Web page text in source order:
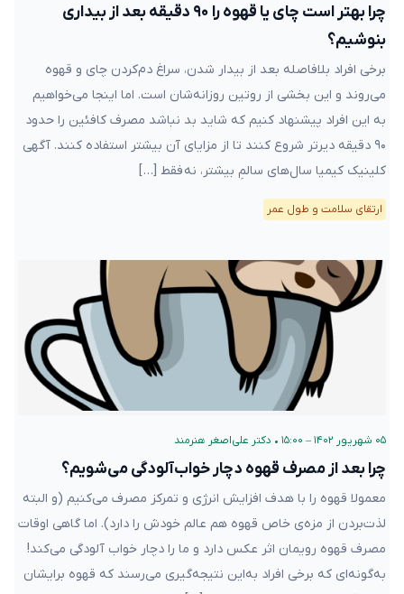
چرا بهتر است چای یا قهوه را ۹۰ دقیقه بعد از بیداری
بنوشیم؟
برخی افراد بلافاصله بعد از بیدار شدن، سراغ دم‌کردن چای و قهوه
می‌روند و این بخشی از روتین روزانه‌شان است. اما اینجا می‌خواهیم
به این افراد پیشنهاد کنیم که شاید بد نباشد مصرف کافئین را حدود
۹۰ دقیقه دیرتر شروع کنند تا از مزایای آن بیشتر استفاده کنند. آگهی
کلینیک کیمیا سال‌های سالمِ بیشتر، نه فقط […]
ارتقای سلامت و طول عمر
۰۵ شهریور ۱۴۰۲ – ۱۵:۰۰ • دکتر علی‌اصغر هنرمند
چرا بعد از مصرف قهوه دچار خواب‌آلودگی می‌شویم؟
معمولا قهوه را با هدف افزایش انرژی و تمرکز مصرف می‌کنیم (و البته
لذت‌بردن از مزه‌ی خاص قهوه هم عالم خودش را دارد). اما گاهی اوقات
مصرف قهوه رویمان اثر عکس دارد و ما را دچار خواب آلودگی می‌کند!
به‌گونه‌ای که برخی افراد به‌این نتیجه‌گیری می‌رسند که قهوه برایشان